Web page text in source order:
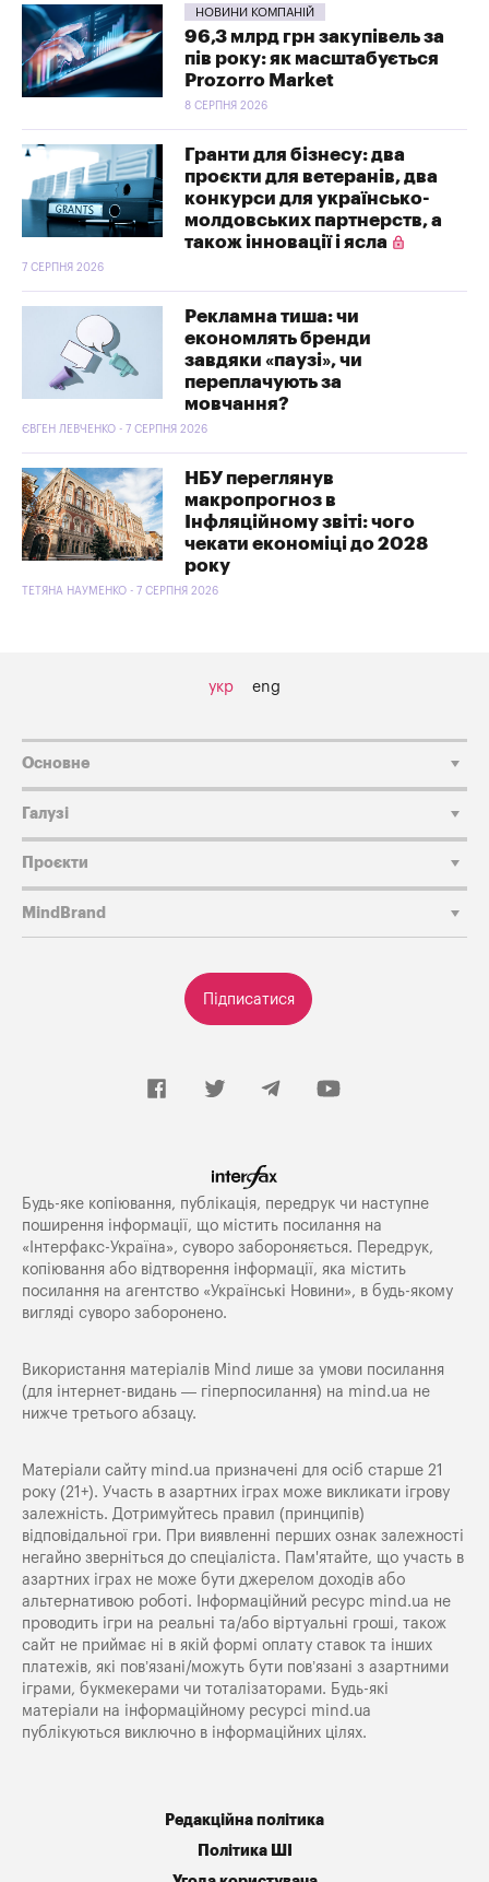
НОВИНИ КОМПАНІЙ
96,3 млрд грн закупівель за
пів року: як масштабується
Prozorro Market
8 СЕРПНЯ 2026
Гранти для бізнесу: два
проєкти для ветеранів, два
конкурси для українсько-
молдовських партнерств, а
також інновації і ясла
7 СЕРПНЯ 2026
Рекламна тиша: чи
економлять бренди
завдяки «паузі», чи
переплачують за
мовчання?
ЄВГЕН ЛЕВЧЕНКО - 7 СЕРПНЯ 2026
НБУ переглянув
макропрогноз в
Інфляційному звіті: чого
чекати економіці до 2028
року
ТЕТЯНА НАУМЕНКО - 7 СЕРПНЯ 2026
укр eng
Підписатися
Основне
Галузі
Проєкти
MindBrand
Будь-яке копiювання, публiкацiя, передрук чи наступне
поширення iнформацiї, що мiстить посилання на
«Iнтерфакс-Україна», суворо забороняється. Передрук,
копіювання або відтворення інформації, яка містить
посилання на агентство «Українські Новини», в будь-якому
вигляді суворо заборонено.
Використання матеріалів Mind лише за умови посилання
(для інтернет-видань — гіперпосилання) на mind.ua не
нижче третього абзацу.
Матеріали сайту mind.ua призначені для осіб старше 21
року (21+). Участь в азартних іграх може викликати ігрову
залежність. Дотримуйтесь правил (принципів)
відповідальної гри. При виявленні перших ознак залежності
негайно зверніться до спеціаліста. Пам'ятайте, що участь в
азартних іграх не може бути джерелом доходів або
альтернативою роботі. Інформаційний ресурс mind.ua не
проводить ігри на реальні та/або віртуальні гроші, також
сайт не приймає ні в якій формі оплату ставок та інших
платежів, які пов’язані/можуть бути пов’язані з азартними
іграми, букмекерами чи тоталізаторами. Будь-які
матеріали на інформаційному ресурсі mind.ua
публікуються виключно в інформаційних цілях.
Редакційна політика
Політика ШІ